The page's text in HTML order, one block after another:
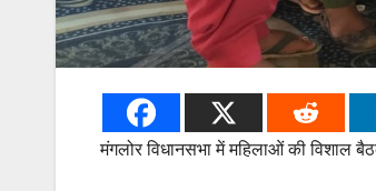
मंगलोर विधानसभा में महिलाओं की विशाल